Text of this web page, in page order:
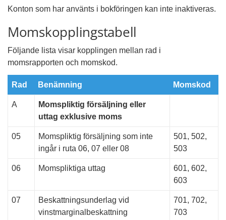
Konton som har använts i bokföringen kan inte inaktiveras.
Momskopplingstabell
Följande lista visar kopplingen mellan rad i
momsrapporten och momskod.
Rad Benämning Momskod
A
Momspliktig försäljning eller
uttag exklusive moms
05
Momspliktig försäljning som inte
ingår i ruta 06, 07 eller 08
501, 502,
503
06 Momspliktiga uttag
601, 602,
603
07
Beskattningsunderlag vid
vinstmarginalbeskattning
701, 702,
703